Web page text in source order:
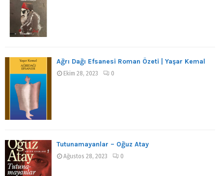
Ağrı Dağı Efsanesi Roman Özeti | Yaşar Kemal
Ekim 28, 2023 0
Tutunamayanlar – Oğuz Atay
Ağustos 28, 2023 0